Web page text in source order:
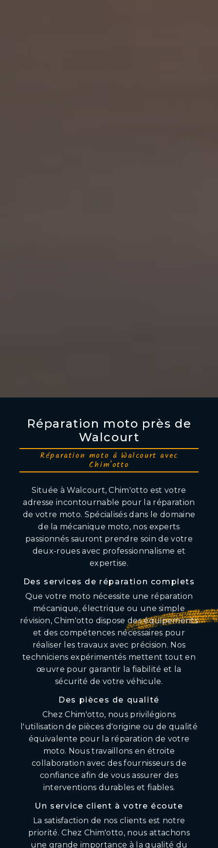
Réparation moto près de
Walcourt
Réparation moto à Walcourt avec
Chim'otto
Située à Walcourt, Chim'otto est votre
adresse incontournable pour la réparation
de votre moto. Spécialisés dans le domaine
de la mécanique moto, nos experts
passionnés sauront prendre soin de votre
deux-roues avec professionnalisme et
expertise.
Des services de réparation complets
Que votre moto nécessite une réparation
mécanique, électrique ou une simple
révision, Chim'otto dispose des équipements
et des compétences nécessaires pour
réaliser les travaux avec précision. Nos
techniciens expérimentés mettent tout en
œuvre pour garantir la fiabilité et la
sécurité de votre véhicule.
Des pièces de qualité
Chez Chim'otto, nous privilégions
l'utilisation de pièces d'origine ou de qualité
équivalente pour la réparation de votre
moto. Nous travaillons en étroite
collaboration avec des fournisseurs de
confiance afin de vous assurer des
interventions durables et fiables.
Un service client à votre écoute
La satisfaction de nos clients est notre
priorité. Chez Chim'otto, nous attachons
une grande importance à la qualité du